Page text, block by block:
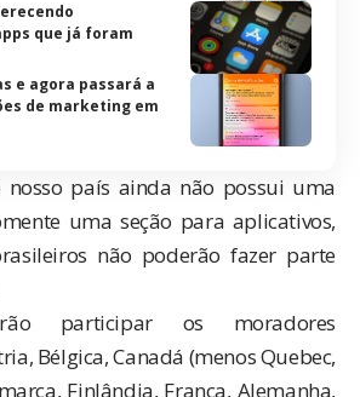
que já foram
e agora passará a
de marketing em
nosso país ainda não possui uma
uma seção para aplicativos,
não poderão fazer parte
participar os moradores
Bélgica, Canadá (menos Quebec,
Finlândia, França, Alemanha,